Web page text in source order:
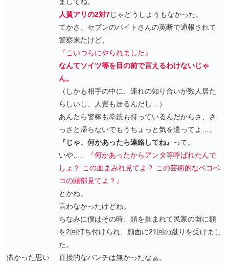
痛かった思い
ましてね。
人質アリの2対7じゃどうしようもなかった。
てかさ、セブンのバイトさんの英断で通報されて
警察来たけど、
『こいつらにやられました』
なんてソイツ等を目の前で言えるわけないじゃ
ん。
（しかも相手の中に、連れの知り合いが数人居た
らしいし、人質も居るんだし…）
あんたら警棒も拳銃も持っているんだからさ、さ
っさと帰らないでもうちょっと気を遣ってよ…。
『じゃ、何かあったら連絡してね』
って。
いや…、
『何かあったからアンタ等呼ばれたんで
しょ？ この血まみれ見てよ？ この芸術的なベコベ
コの頭部見てよ？』
とかね。
言わなかったけどね。
ちなみに僕はその時、頭を掴まれて民家の塀に額
を2回打ち付けられ、顔面に21回の蹴りを受けまし
た。
直接的なパンチは無かったなぁ。